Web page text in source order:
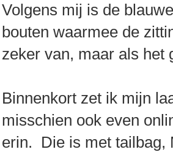
Volgens mij is de
bouten waarmee de
zeker van, maar als het
Binnenkort zet ik mijn
misschien ook even
erin. Die is met tailbag,